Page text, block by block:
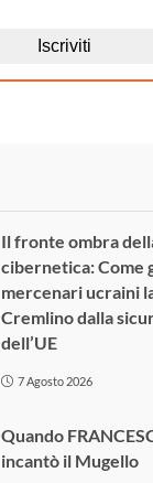
Il fronte ombra
cibernetica: Come
mercenari ucraini
Cremlino dalla
dell’UE
7 Agosto 2026
Quando
incantò il Mugello